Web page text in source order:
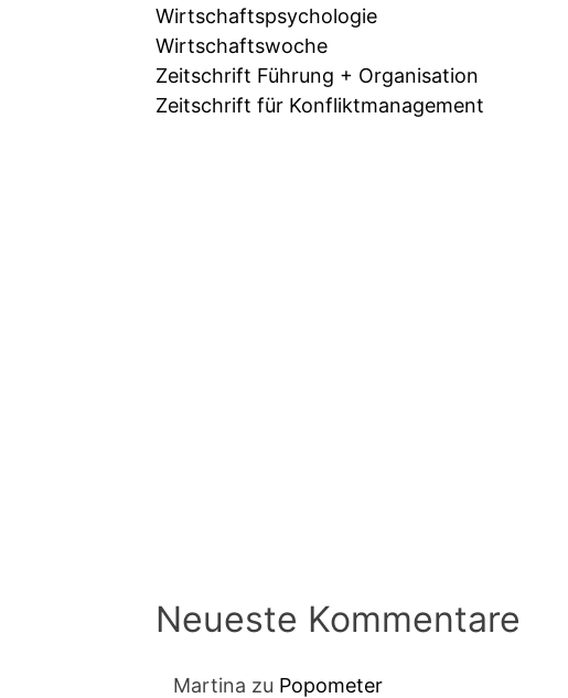
Wirtschaftspsychologie
Wirtschaftswoche
Zeitschrift Führung + Organisation
Zeitschrift für Konfliktmanagement
Neueste Kommentare
Martina zu Popometer